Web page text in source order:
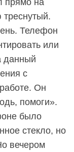
прямо на
Телефон
или
данный
с
Он
помоги».
было
стекло, но
вечером